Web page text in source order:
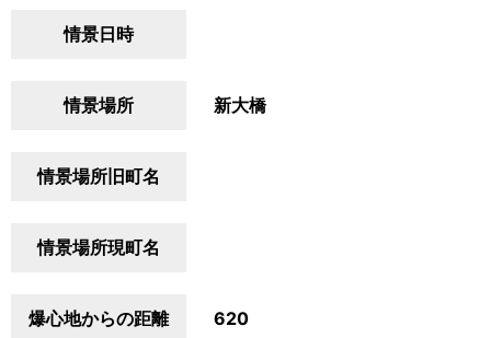
情景日時
情景場所 新大橋
情景場所旧町名
情景場所現町名
爆心地からの距離 620